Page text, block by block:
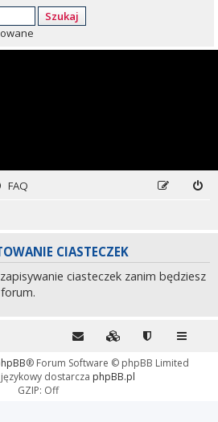
Szukaj
FAQ
CIASTECZEK
ciasteczek zanim będziesz
® Forum Software © phpBB Limited
dostarcza phpBB.pl
GZIP: Off